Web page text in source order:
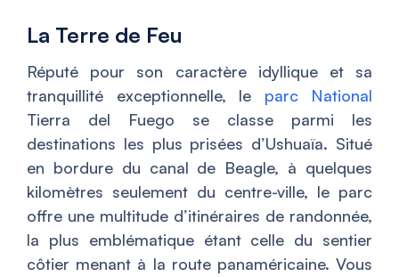
La Terre de Feu
Réputé pour son caractère idyllique et sa
tranquillité exceptionnelle, le parc National
Tierra del Fuego se classe parmi les
destinations les plus prisées d’Ushuaïa. Situé
en bordure du canal de Beagle, à quelques
kilomètres seulement du centre-ville, le parc
offre une multitude d’itinéraires de randonnée,
la plus emblématique étant celle du sentier
côtier menant à la route panaméricaine. Vous